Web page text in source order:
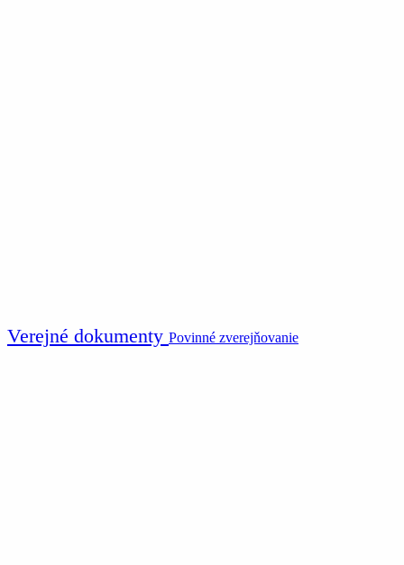
Verejné dokumenty Povinné zverejňovanie